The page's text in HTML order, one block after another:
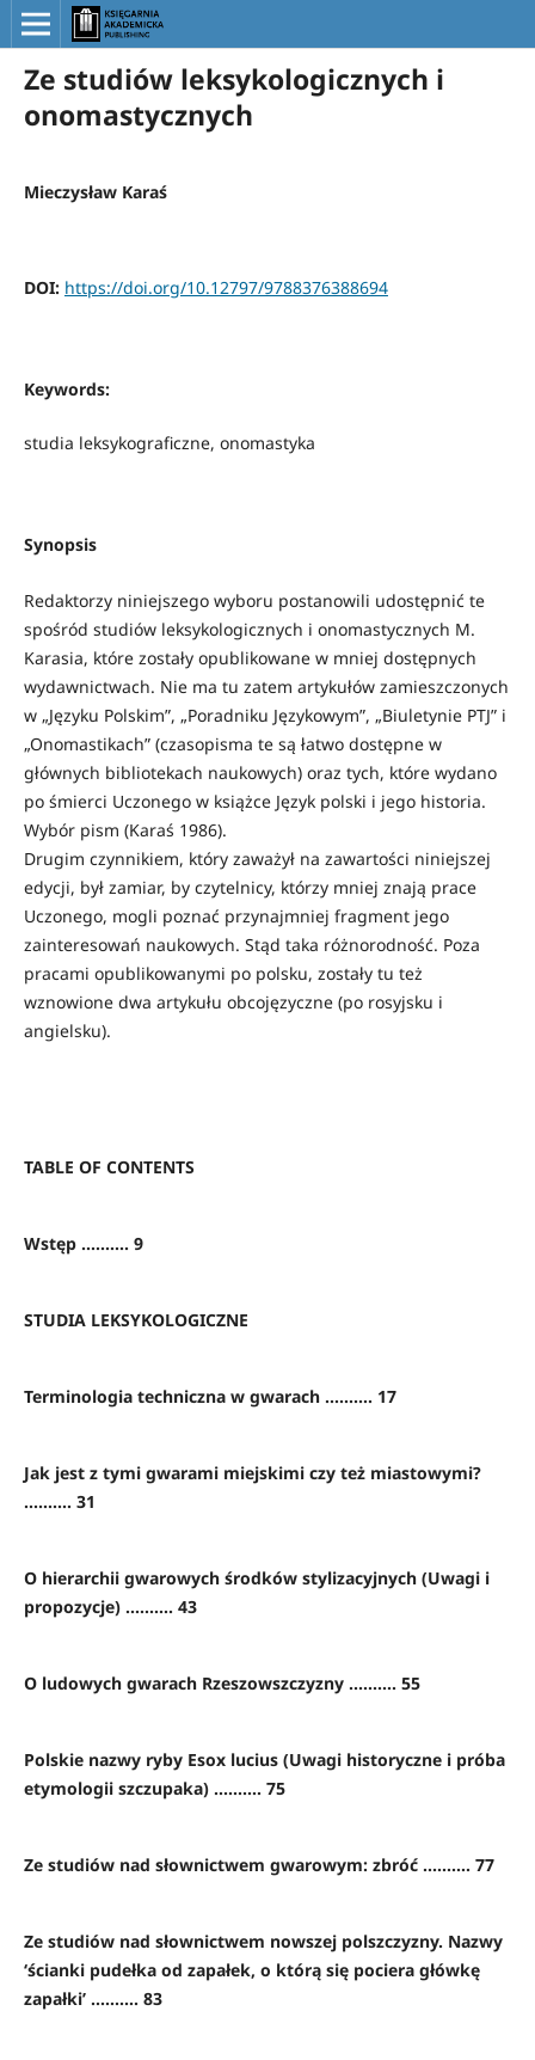
Ze studiów leksykologicznych i
onomastycznych
Mieczysław Karaś
DOI: https://doi.org/10.12797/9788376388694
Keywords:
studia leksykograficzne, onomastyka
Synopsis
Redaktorzy niniejszego wyboru postanowili udostępnić te
spośród studiów leksykologicznych i onomastycznych M.
Karasia, które zostały opublikowane w mniej dostępnych
wydawnictwach. Nie ma tu zatem artykułów zamieszczonych
w „Języku Polskim”, „Poradniku Językowym”, „Biuletynie PTJ” i
„Onomastikach” (czasopisma te są łatwo dostępne w
głównych bibliotekach naukowych) oraz tych, które wydano
po śmierci Uczonego w książce Język polski i jego historia.
Wybór pism (Karaś 1986).
Drugim czynnikiem, który zaważył na zawartości niniejszej
edycji, był zamiar, by czytelnicy, którzy mniej znają prace
Uczonego, mogli poznać przynajmniej fragment jego
zainteresowań naukowych. Stąd taka różnorodność. Poza
pracami opublikowanymi po polsku, zostały tu też
wznowione dwa artykułu obcojęzyczne (po rosyjsku i
angielsku).
TABLE OF CONTENTS
Wstęp .......... 9
STUDIA LEKSYKOLOGICZNE
Terminologia techniczna w gwarach .......... 17
Jak jest z tymi gwarami miejskimi czy też miastowymi?
.......... 31
O hierarchii gwarowych środków stylizacyjnych (Uwagi i
propozycje) .......... 43
O ludowych gwarach Rzeszowszczyzny .......... 55
Polskie nazwy ryby Esox lucius (Uwagi historyczne i próba
etymologii szczupaka) .......... 75
Ze studiów nad słownictwem gwarowym: zbróć .......... 77
Ze studiów nad słownictwem nowszej polszczyzny. Nazwy
‘ścianki pudełka od zapałek, o którą się pociera główkę
zapałki’ .......... 83